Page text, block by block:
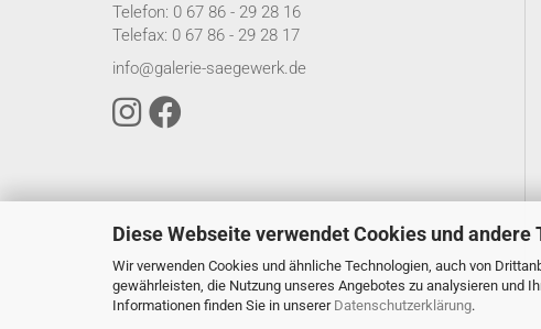
Diese Webseite verwendet Cookies und andere
Wir verwenden Cookies und ähnliche Technologien, auch von
gewährleisten, die Nutzung unseres Angebotes zu analysieren und
Informationen finden Sie in unserer Datenschutzerklärung.
Telefon: 0 67 86 - 29 28 16
Telefax: 0 67 86 - 29 28 17
info@galerie-saegewerk.de